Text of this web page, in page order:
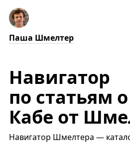
Паша Шмелтер
Навигатор
по статьям
Кабе от
Навигатор Шмелтера —